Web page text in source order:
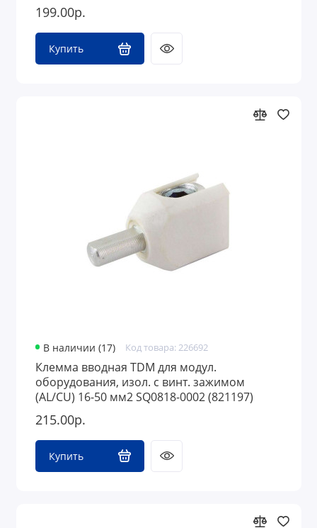
199.00р.
Купить
В наличии (17) Код товара: 226692
Клемма вводная TDM для модул.
оборудования, изол. с винт. зажимом
(AL/CU) 16-50 мм2 SQ0818-0002 (821197)
215.00р.
Купить